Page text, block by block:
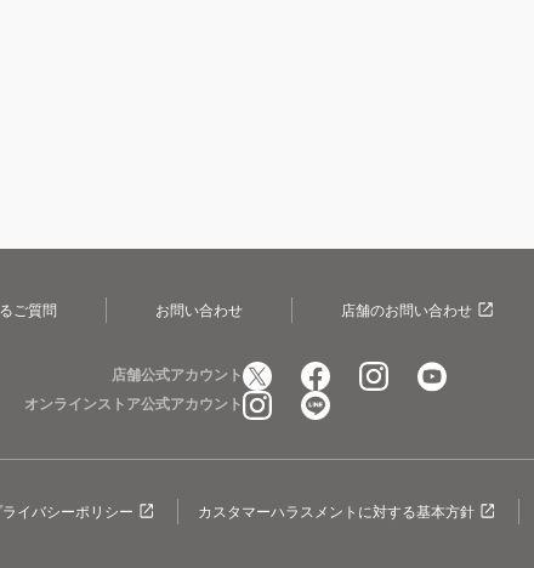
ご質問 お問い合わせ 店舗のお問い合わせ
店舗公式アカウント
オンラインストア公式アカウント
ライバシーポリシー カスタマーハラスメントに対する基本方針